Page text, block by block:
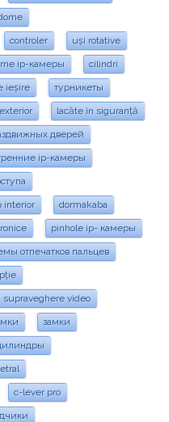
controler uși rotative
ip-камеры cilindri
ieșire турникеты
lacăte în siguranță
дверей
ip-камеры
interior dormakaba
pinhole ip- камеры
отпечатков пальцев
supraveghere video
замки
c-lever pro